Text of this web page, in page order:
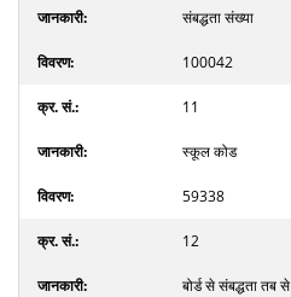
संबद्धता संख्या
100042
11
स्कूल कोड
59338
12
बोर्ड से संबद्धता तब से